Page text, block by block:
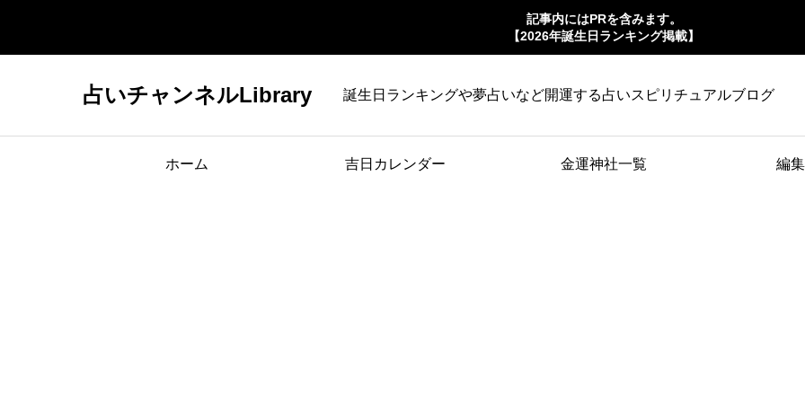
記事内にはPRを含みます。
【2026年誕生日ランキング掲載】
占いチャンネルLibrary 誕生日ランキングや夢占いなど開運する占いスピリチュアルブログ
ホーム 吉日カレンダー 金運神社一覧 編